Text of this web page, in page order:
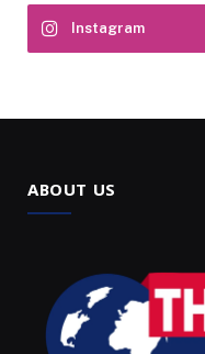
Instagram
ABOUT US